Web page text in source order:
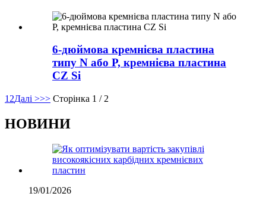
6-дюймова кремнієва пластина
типу N або P, кремнієва пластина
CZ Si
1 2Далі >>> Сторінка 1 / 2
НОВИНИ
19/01/2026